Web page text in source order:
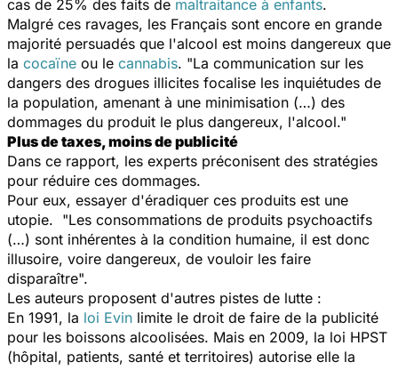
cas de 25% des faits de maltraitance à enfants.
Malgré ces ravages, les Français sont encore en grande
majorité persuadés que l'alcool est moins dangereux que
la cocaïne ou le cannabis. "La communication sur les
dangers des drogues illicites focalise les inquiétudes de
la population, amenant à une minimisation (…) des
dommages du produit le plus dangereux, l'alcool."
Plus de taxes, moins de publicité
Dans ce rapport, les experts préconisent des stratégies
pour réduire ces dommages.
Pour eux, essayer d'éradiquer ces produits est une
utopie. "Les consommations de produits psychoactifs
(…) sont inhérentes à la condition humaine, il est donc
illusoire, voire dangereux, de vouloir les faire
disparaître".
Les auteurs proposent d'autres pistes de lutte :
En 1991, la loi Evin limite le droit de faire de la publicité
pour les boissons alcoolisées. Mais en 2009, la loi HPST
(hôpital, patients, santé et territoires) autorise elle la